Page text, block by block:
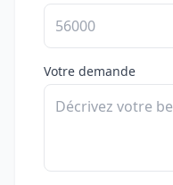
Votre demande